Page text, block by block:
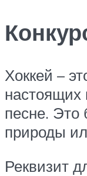
Хоккей –
настоящих
песне. Это
природы
Реквизит